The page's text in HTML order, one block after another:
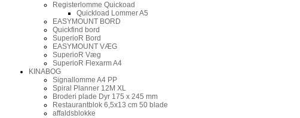
Registerlomme Quickoad
Quickload Lommer A5
EASYMOUNT BORD
Quickfind bord
SuperioR Bord
EASYMOUNT VÆG
SuperioR Væg
SuperioR Flexarm A4
KINABOG
Signallomme A4 PP
Spiral Planner 12M XL
Broderi plade Dyr 175 x 245 mm
Restaurantblok 6,5x13 cm 50 blade
affaldsblokke